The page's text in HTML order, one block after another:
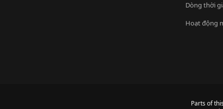
Dòng thời
Hoạt động
Parts of